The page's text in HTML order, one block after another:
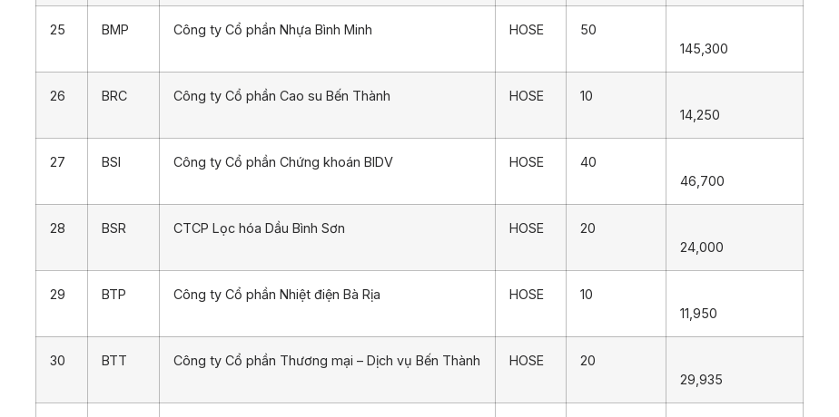
25 BMP Công ty Cổ phần Nhựa Bình Minh HOSE
50
145,300
26 BRC Công ty Cổ phần Cao su Bến Thành HOSE
10
14,250
27 BSI Công ty Cổ phần Chứng khoán BIDV HOSE
40
46,700
28 BSR CTCP Lọc hóa Dầu Bình Sơn HOSE
20
24,000
29 BTP Công ty Cổ phần Nhiệt điện Bà Rịa HOSE
10
11,950
30 BTT Công ty Cổ phần Thương mại – Dịch vụ Bến Thành HOSE
20
29,935